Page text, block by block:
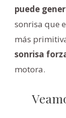
puede
sonrisa que
más
sonrisa
motora.